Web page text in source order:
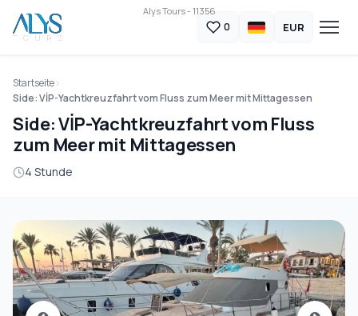
Alys Tours - 11356
0 EUR
Startseite
Side: VİP-Yachtkreuzfahrt vom Fluss zum Meer mit Mittagessen
Side: VİP-Yachtkreuzfahrt vom Fluss
zum Meer mit Mittagessen
4 Stunde